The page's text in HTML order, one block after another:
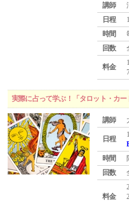
講師
日程
時間
回数
料金
実際に占って学ぶ！「タロット・カー
講師
日程
時間
回数
料金